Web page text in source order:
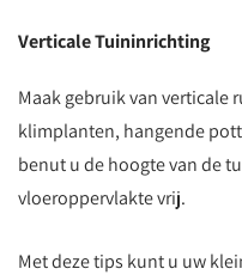
Verticale Tuininrichting
Maak gebruik van verticale
klimplanten, hangende
benut u de hoogte van de
vloeroppervlakte vrij.
Met deze tips kunt u uw